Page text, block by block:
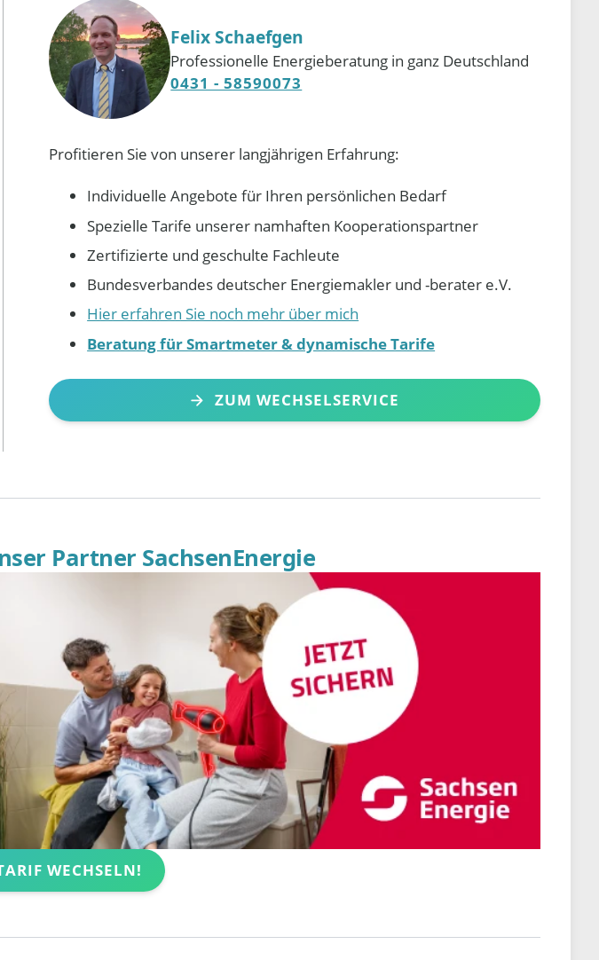
Felix Schaefgen
Professionelle Energieberatung in ganz Deutschland
0431 - 58590073
Profitieren Sie von unserer langjährigen Erfahrung:
Individuelle Angebote für Ihren persönlichen Bedarf
Spezielle Tarife unserer namhaften Kooperationspartner
Zertifizierte und geschulte Fachleute
Bundesverbandes deutscher Energiemakler und -berater e.V.
Hier erfahren Sie noch mehr über mich
Beratung für Smartmeter & dynamische Tarife
ZUM WECHSELSERVICE
Partner SachsenEnergie
WECHSELN!